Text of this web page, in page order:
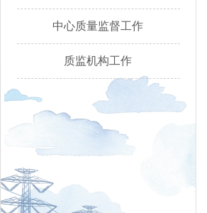
中心质量监督工作
质监机构工作